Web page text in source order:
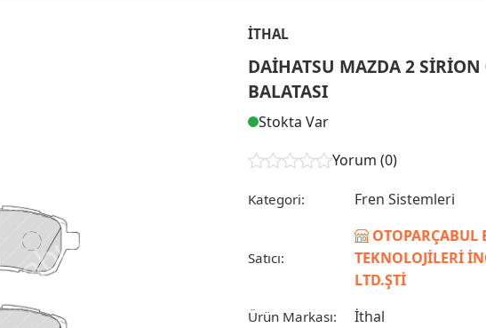
İTHAL
DAİHATSU MAZDA 2 SİRİON
BALATASI
Stokta Var
Yorum (0)
Kategori: Fren Sistemleri
Satıcı:
OTOPARÇABUL
TEKNOLOJİLERİ
LTD.ŞTİ
Ürün Markası: İthal